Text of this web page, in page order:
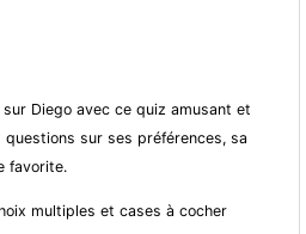
Diego avec ce quiz amusant et
questions sur ses préférences, sa
favorite.
multiples et cases à cocher